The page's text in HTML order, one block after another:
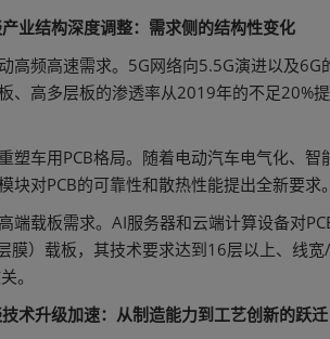
业结构深度调整：需求侧的结构性变化
高频高速需求。5G网络向5.5G演进以及
、高多层板的渗透率从2019年的不足20%
重塑车用PCB格局。随着电动汽车电气化、
块对PCB的可靠性和散热性能提出全新要
端载板需求。AI服务器和云端计算设备对
膜）载板，其技术要求达到16层以上、线
。
术升级加速：从制造能力到工艺创新的跃迁